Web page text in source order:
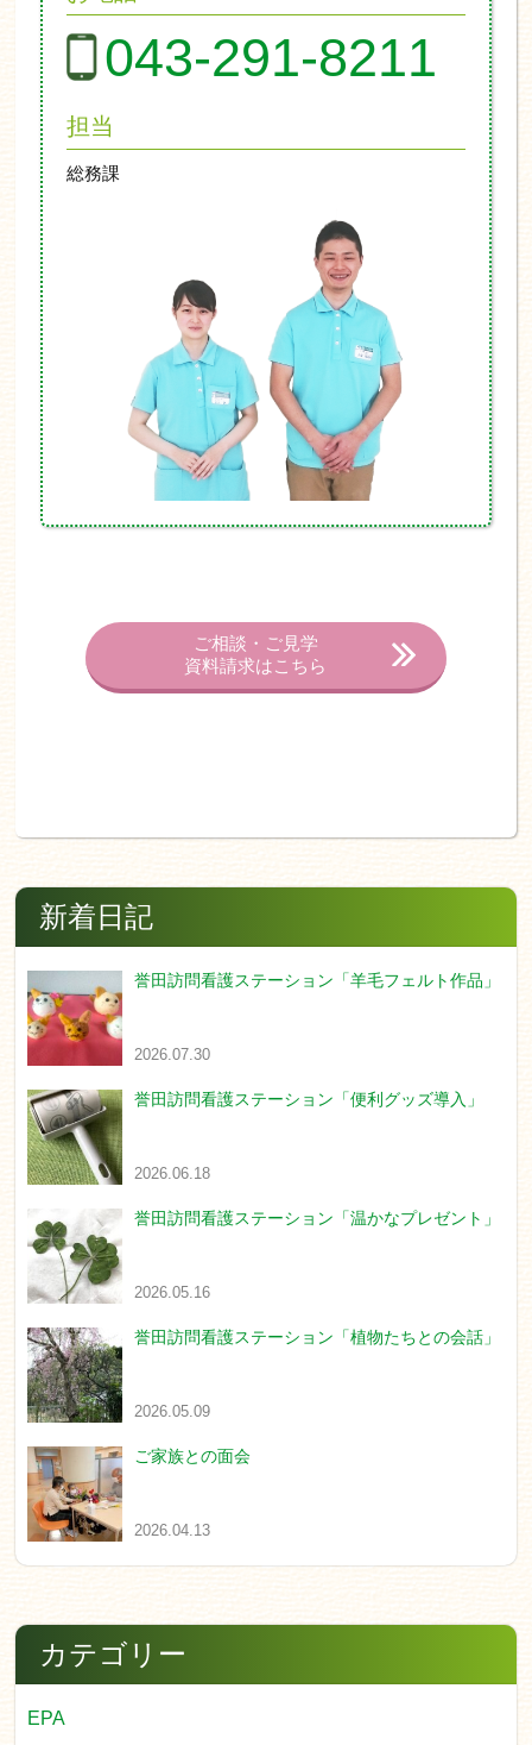
043-291-8211
担当
総務課
ご相談・ご見学
資料請求はこちら
新着日記
誉田訪問看護ステーション「羊毛フェルト作品」
2026.07.30
誉田訪問看護ステーション「便利グッズ導入」
2026.06.18
誉田訪問看護ステーション「温かなプレゼント」
2026.05.16
誉田訪問看護ステーション「植物たちとの会話」
2026.05.09
ご家族との面会
2026.04.13
カテゴリー
EPA